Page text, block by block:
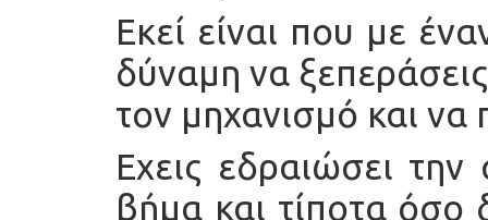
Εκεί είναι που με
δύναμη να
τον μηχανισμό και
Εχεις εδραιώσει
βήμα και τίποτα όσο